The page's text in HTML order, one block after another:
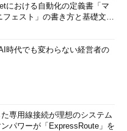
における自動化の定義書「マ
フェスト」の書き方と基礎文法
時代でも変わらない経営者の
専用線接続が理想のシステム
パワーが「ExpressRoute」を